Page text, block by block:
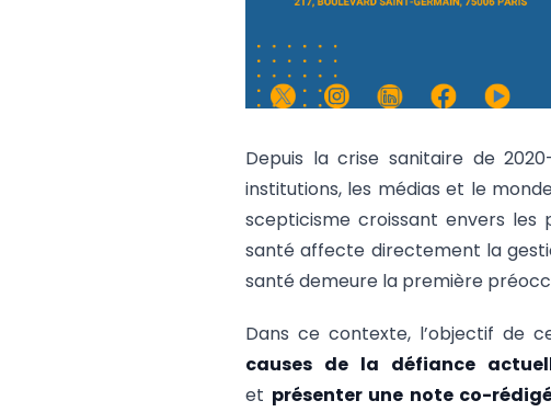
Depuis la crise sanitaire de
institutions, les médias et le
scepticisme croissant envers les
santé affecte directement la
santé demeure la première
Dans ce contexte, l’objectif de
causes de la défiance
et présenter une note co-